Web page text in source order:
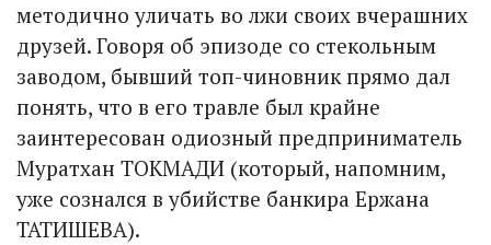
методично уличать во лжи своих вчерашних
друзей. Говоря об эпизоде со стекольным
заводом, бывший топ-чиновник прямо дал
понять, что в его травле был крайне
заинтересован одиозный предприниматель
Муратхан ТОКМАДИ (который, напомним,
уже сознался в убийстве банкира Ержана
ТАТИШЕВА).